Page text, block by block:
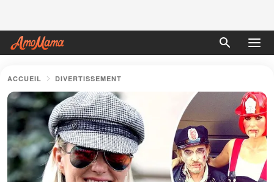
ACCUEIL DIVERTISSEMENT